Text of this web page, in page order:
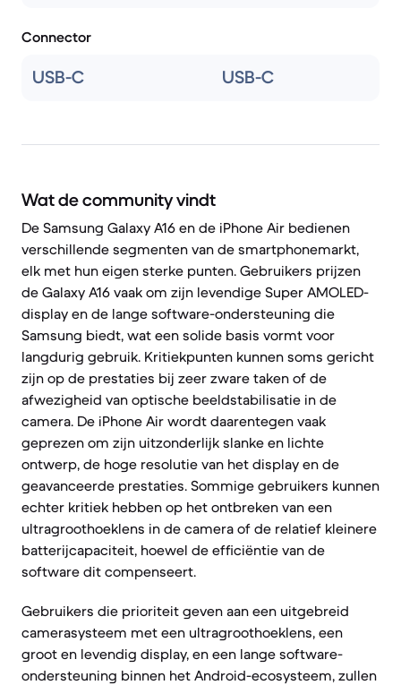
Connector
USB-C USB-C
Wat de community vindt
De Samsung Galaxy A16 en de iPhone Air bedienen
verschillende segmenten van de smartphonemarkt,
elk met hun eigen sterke punten. Gebruikers prijzen
de Galaxy A16 vaak om zijn levendige Super AMOLED-
display en de lange software-ondersteuning die
Samsung biedt, wat een solide basis vormt voor
langdurig gebruik. Kritiekpunten kunnen soms gericht
zijn op de prestaties bij zeer zware taken of de
afwezigheid van optische beeldstabilisatie in de
camera. De iPhone Air wordt daarentegen vaak
geprezen om zijn uitzonderlijk slanke en lichte
ontwerp, de hoge resolutie van het display en de
geavanceerde prestaties. Sommige gebruikers kunnen
echter kritiek hebben op het ontbreken van een
ultragroothoeklens in de camera of de relatief kleinere
batterijcapaciteit, hoewel de efficiëntie van de
software dit compenseert.
Gebruikers die prioriteit geven aan een uitgebreid
camerasysteem met een ultragroothoeklens, een
groot en levendig display, en een lange software-
ondersteuning binnen het Android-ecosysteem, zullen